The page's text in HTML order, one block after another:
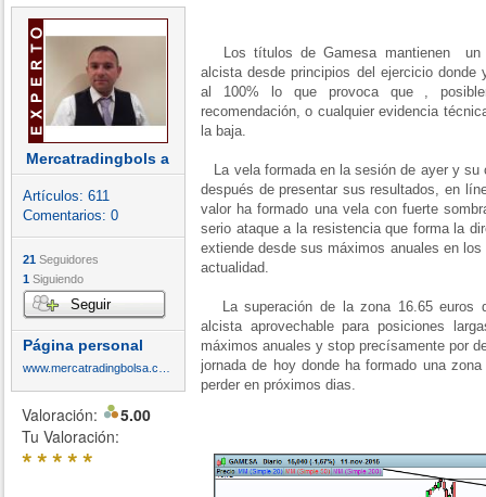
Mercatradingbols a
Artículos: 611
Comentarios: 0
21 Seguidores
1 Siguiendo
Seguir
Página personal
Valoración:
5.00
Tu Valoración:
*****
Los títulos de Gamesa mantienen un
alcista desde principios del ejercicio donde
al 100% lo que provoca que ,
recomendación, o cualquier evidencia
la baja.
La vela formada en la sesión de ayer y su
después de presentar sus resultados, en
valor ha formado una vela con fuerte
serio ataque a la resistencia que forma la
extiende desde sus máximos anuales en
actualidad.
La superación de la zona 16.65 euros
alcista aprovechable para posiciones
máximos anuales y stop precísamente por
jornada de hoy donde ha formado una
perder en próximos dias.